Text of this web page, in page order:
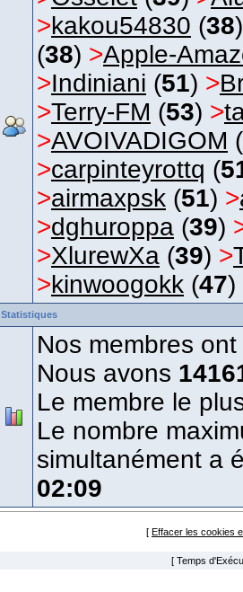
>kakou54830 (38
(38) >Apple-
>Indiniani (51) >
>Terry-FM (53) >
>AVOIVADIGOM (
>carpinteyrottq (
>airmaxpsk (51) >
>dghuroppa (39)
>XlurewXa (39) >
>kinwoogokk (47)
Statistiques
Nos membres
Nous avons
Le membre le
Le nombre
simultanément a
02:09
[ Effacer les cookies
[ Temps